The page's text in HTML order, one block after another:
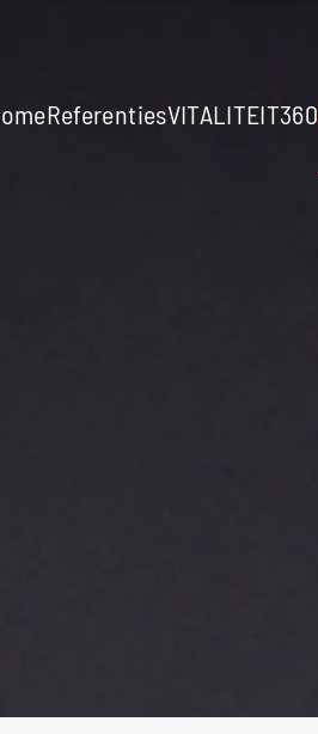
ReferentiesVITALITEIT360